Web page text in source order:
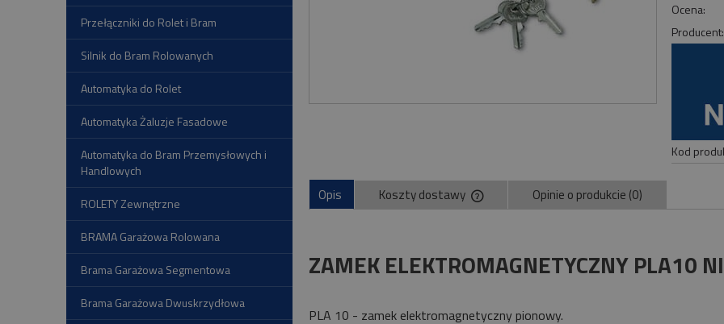
Przełączniki do Rolet i Bram
Silnik do Bram Rolowanych
Automatyka do Rolet
Automatyka Żaluzje Fasadowe
Automatyka do Bram Przemysłowych i
Handlowych
ROLETY Zewnętrzne
BRAMA Garażowa Rolowana
Brama Garażowa Segmentowa
Brama Garażowa Dwuskrzydłowa
Ocena:
Producent:
Kod
Opis Koszty dostawy Opinie o produkcie (0)
ZAMEK ELEKTROMAGNETYCZNY PLA10
PLA 10 - zamek elektromagnetyczny pionowy.